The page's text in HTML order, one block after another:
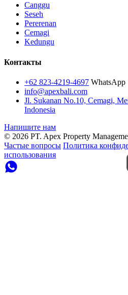
Canggu
Seseh
Pererenan
Cemagi
Kedungu
Контакты
+62 823-4219-4697
info@apexbali.com
Jl. Sukanan No.10, Cemagi,
Indonesia
Напишите нам
© 2026 PT. Apex Property
Частые вопросы Политика
использования